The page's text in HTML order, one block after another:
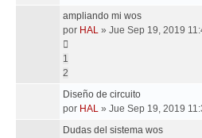
ampliando mi wos
por HAL » Jue Sep 19, 2019
1
2
Diseño de circuito
por HAL » Jue Sep 19, 2019
Dudas del sistema wos